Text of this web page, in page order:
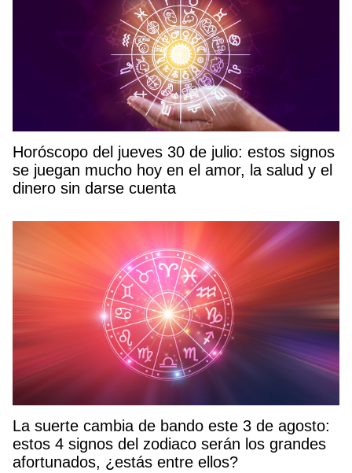
Horóscopo del jueves 30 de julio: estos signos
se juegan mucho hoy en el amor, la salud y el
dinero sin darse cuenta
La suerte cambia de bando este 3 de agosto:
estos 4 signos del zodiaco serán los grandes
afortunados, ¿estás entre ellos?